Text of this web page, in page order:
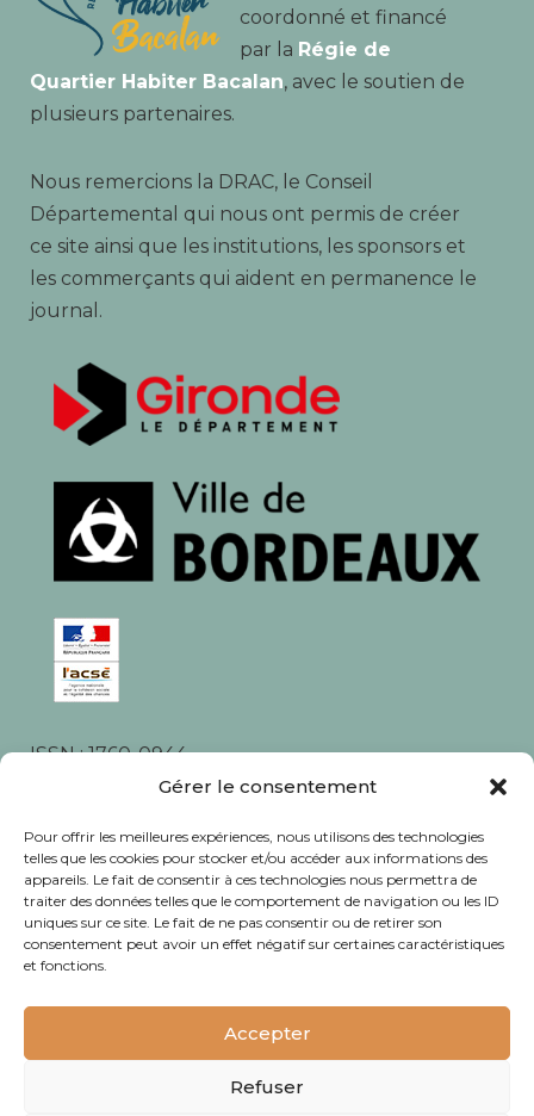
Gérer le consentement
Pour offrir les meilleures expériences, nous utilisons des technologies
telles que les cookies pour stocker et/ou accéder aux informations des
appareils. Le fait de consentir à ces technologies nous permettra de
traiter des données telles que le comportement de navigation ou les ID
uniques sur ce site. Le fait de ne pas consentir ou de retirer son
consentement peut avoir un effet négatif sur certaines caractéristiques
et fonctions.
Accepter
Refuser
coordonné et financé
par la Régie de
Quartier Habiter Bacalan, avec le soutien de
plusieurs partenaires.
Nous remercions la DRAC, le Conseil
Départemental qui nous ont permis de créer
ce site ainsi que les institutions, les sponsors et
les commerçants qui aident en permanence le
journal.
ISSN : 1760-0944
Rédaction, photos et corrections : habitants et
© Journal Bacalan 2024 - Tous droits